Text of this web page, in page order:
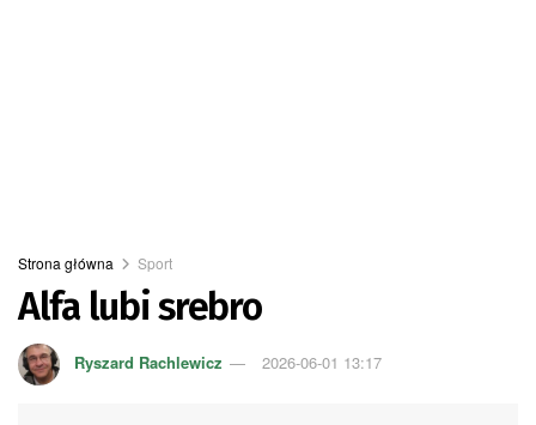
Strona główna Sport
Alfa lubi srebro
Ryszard Rachlewicz 2026-06-01 13:17